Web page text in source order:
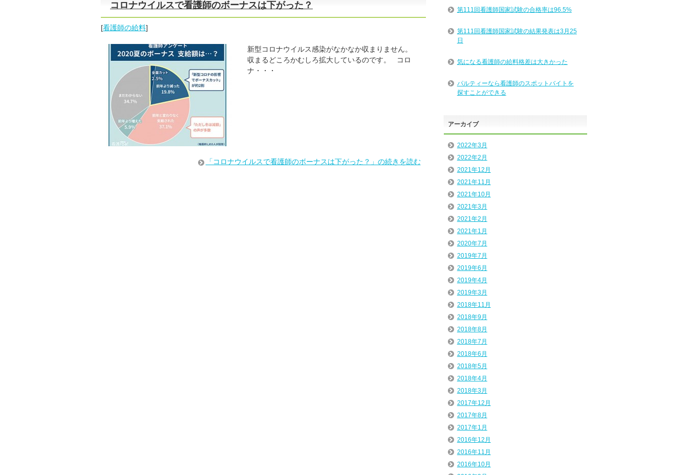
コロナウイルスで看護師のボーナスは下がった？
[看護師の給料]
新型コロナウイルス感染がなかなか収まりません。
収まるどころかむしろ拡大しているのです。 コロ
ナ・・・
「コロナウイルスで看護師のボーナスは下がった？」の続きを読む
第111回看護師国家試験の合格率は96.5%
第111回看護師国家試験の結果発表は3月25
日
気になる看護師の給料格差は大きかった
パルティーなら看護師のスポットバイトを
探すことができる
アーカイブ
2022年3月
2022年2月
2021年12月
2021年11月
2021年10月
2021年3月
2021年2月
2021年1月
2020年7月
2019年7月
2019年6月
2019年4月
2019年3月
2018年11月
2018年9月
2018年8月
2018年7月
2018年6月
2018年5月
2018年4月
2018年3月
2017年12月
2017年8月
2017年1月
2016年12月
2016年11月
2016年10月